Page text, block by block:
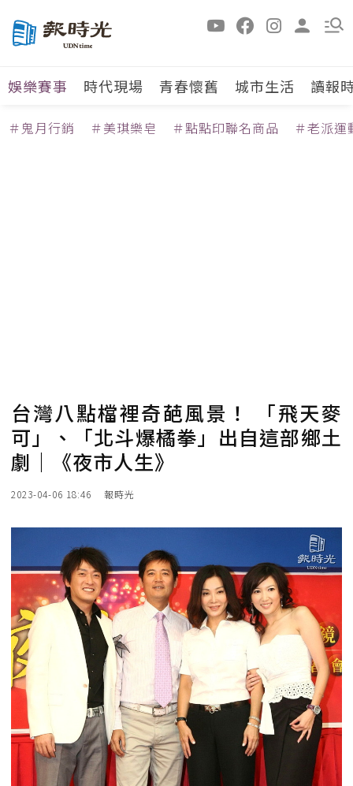
娛樂賽事 時代現場 青春懷舊 城市生活 讀報
＃鬼月行銷 ＃美琪樂皂 ＃點點印聯名商品 ＃老派運
台灣八點檔裡奇葩風景！ 「飛天麥
可」、「北斗爆橘拳」出自這部鄉土
劇｜《夜市人生》
2023-04-06 18:46 報時光